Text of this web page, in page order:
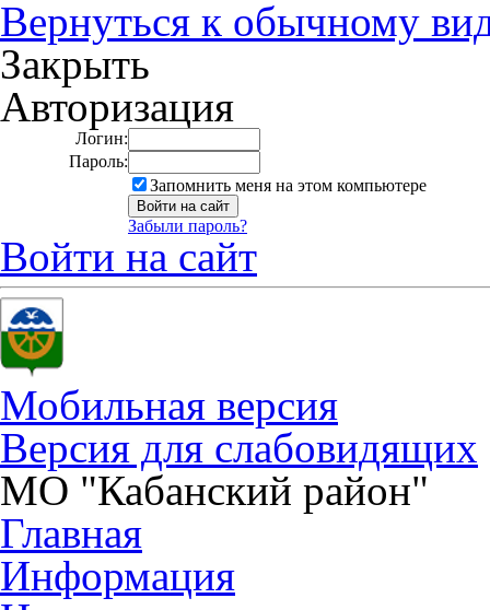
Вернуться к обычному
Закрыть
Авторизация
Логин:
Пароль:
Запомнить меня на этом компьютере
Забыли пароль?
Войти на сайт
Мобильная версия
Версия для слабовидящих
МО "Кабанский район"
Главная
Информация